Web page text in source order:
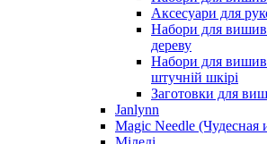
Аксесуари для
Набори для
дереву
Набори для
штучній шкірі
Заготовки для
Janlynn
Magic Needle